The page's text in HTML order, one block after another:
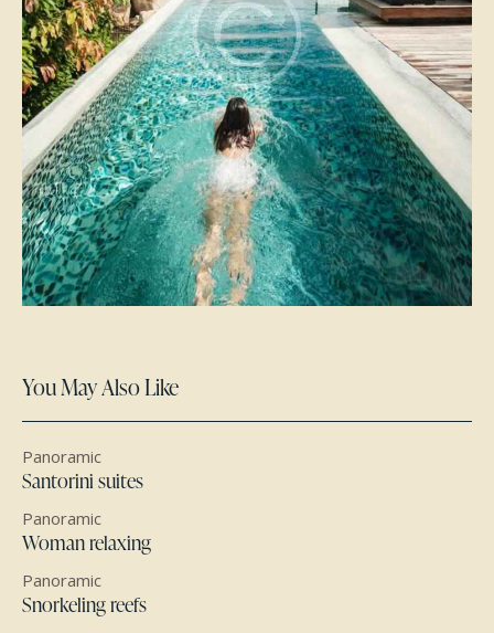
You May Also Like
Panoramic
Santorini suites
Panoramic
Woman relaxing
Panoramic
Snorkeling reefs